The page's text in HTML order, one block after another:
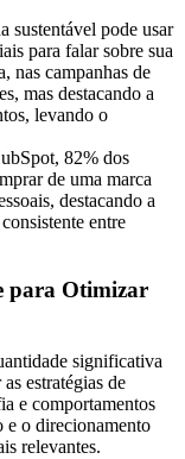
sustentável pode usar
para falar sobre sua
nas campanhas de
mas destacando a
levando o
82% dos
de uma marca
destacando a
entre
para Otimizar
significativa
estratégias de
e comportamentos
e o direcionamento
relevantes.